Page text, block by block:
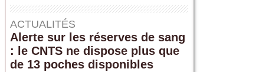
ACTUALITÉS
Alerte sur les réserves de sang
: le CNTS ne dispose plus que
de 13 poches disponibles